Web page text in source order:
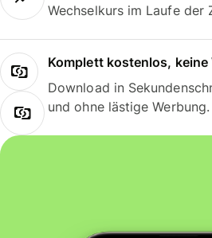
Wechselkurs im Laufe der
Komplett kostenlos, keine
Download in
und ohne lästige Werbung.